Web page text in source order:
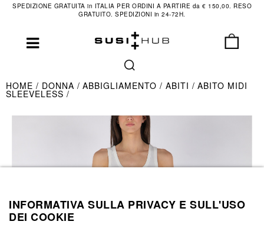
SPEDIZIONE GRATUITA in ITALIA PER ORDINI A PARTIRE da € 150,00. RESO
GRATUITO. SPEDIZIONI in 24-72H.
HOME DONNA ABBIGLIAMENTO ABITI ABITO MIDI
SLEEVELESS
INFORMATIVA SULLA PRIVACY E SULL'USO
DEI COOKIE